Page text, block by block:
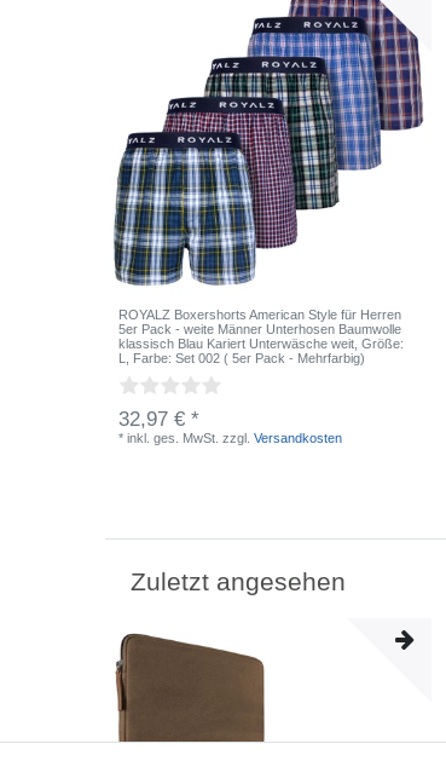
ROYALZ Boxershorts American Style für Herren
5er Pack - weite Männer Unterhosen Baumwolle
klassisch Blau Kariert Unterwäsche weit , Größe:
L
, Farbe: Set 002 ( 5er Pack - Mehrfarbig)
32,97 € *
*inkl. ges. MwSt. zzgl.Versandkosten
Zuletzt angesehen